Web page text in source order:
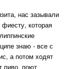
нас зазывали
которая
знаю - все с
а потом ходят
пиво, поют